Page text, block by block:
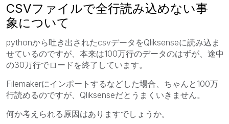
CSVファイルで全行読み込めない事
象について
pythonから吐き出されたcsvデータをQliksenseに読み込ま
せているのですが、本来は100万行のデータのはずが、途中
の30万行でロードを終了しています。
Filemakerにインポートするなどした場合、ちゃんと100万
行読めるのですが、Qliksenseだとうまくいきません。
何か考えられる原因はありますでしょうか。